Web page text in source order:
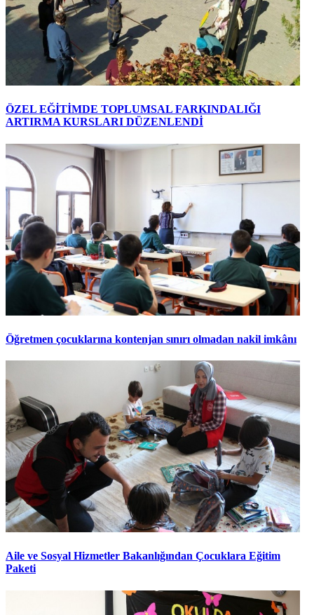
ÖZEL EĞİTİMDE TOPLUMSAL FARKINDALIĞI
ARTIRMA KURSLARI DÜZENLENDİ
Öğretmen çocuklarına kontenjan sınırı olmadan nakil imkânı
Aile ve Sosyal Hizmetler Bakanlığından Çocuklara Eğitim
Paketi